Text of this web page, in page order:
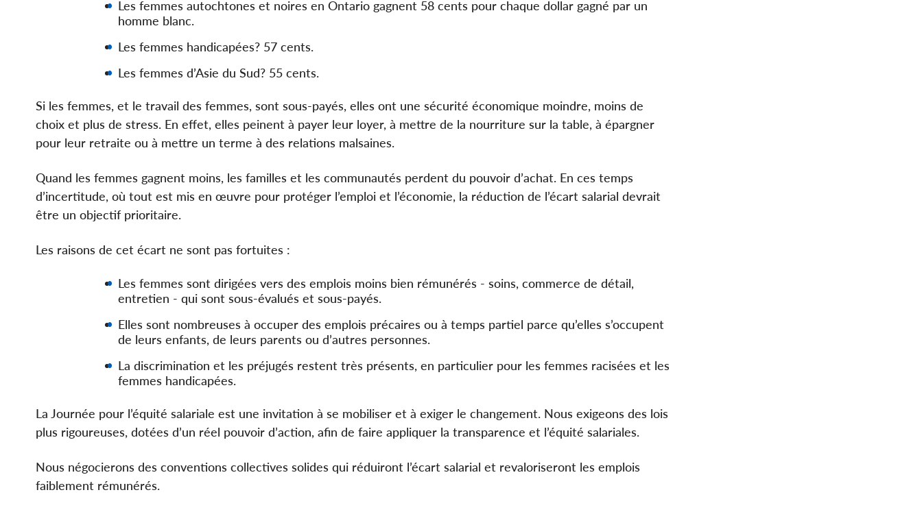
Les femmes autochtones et noires en Ontario gagnent 58 cents pour chaque dollar gagné par un
homme blanc.
Les femmes handicapées? 57 cents.
Les femmes d’Asie du Sud? 55 cents.
Si les femmes, et le travail des femmes, sont sous-payés, elles ont une sécurité économique moindre, moins de
choix et plus de stress. En effet, elles peinent à payer leur loyer, à mettre de la nourriture sur la table, à épargner
pour leur retraite ou à mettre un terme à des relations malsaines.
Quand les femmes gagnent moins, les familles et les communautés perdent du pouvoir d’achat. En ces temps
d’incertitude, où tout est mis en œuvre pour protéger l’emploi et l’économie, la réduction de l’écart salarial devrait
être un objectif prioritaire.
Les raisons de cet écart ne sont pas fortuites :
Les femmes sont dirigées vers des emplois moins bien rémunérés - soins, commerce de détail,
entretien - qui sont sous-évalués et sous-payés.
Elles sont nombreuses à occuper des emplois précaires ou à temps partiel parce qu’elles s’occupent
de leurs enfants, de leurs parents ou d’autres personnes.
La discrimination et les préjugés restent très présents, en particulier pour les femmes racisées et les
femmes handicapées.
La Journée pour l’équité salariale est une invitation à se mobiliser et à exiger le changement. Nous exigeons des lois
plus rigoureuses, dotées d’un réel pouvoir d’action, afin de faire appliquer la transparence et l’équité salariales.
Nous négocierons des conventions collectives solides qui réduiront l’écart salarial et revaloriseront les emplois
faiblement rémunérés.